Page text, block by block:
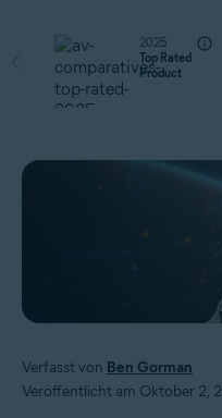
2025
Top Rated
Product
Verfasst von Ben Gorman
Veröffentlicht am Oktober 2,